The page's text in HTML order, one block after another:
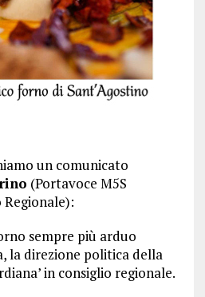
un comunicato
(Portavoce M5S
Regionale):
sempre più arduo
la direzione politica della
in consiglio regionale.